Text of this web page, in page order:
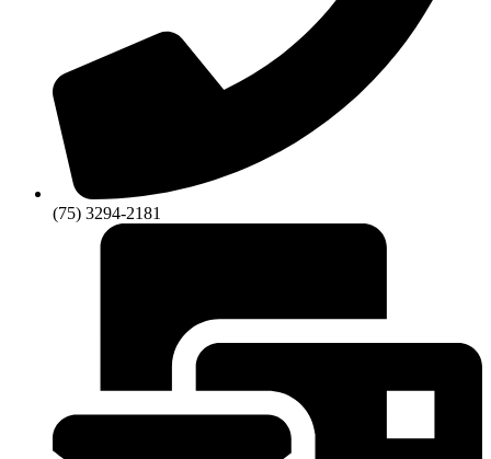
(75) 3294-2181